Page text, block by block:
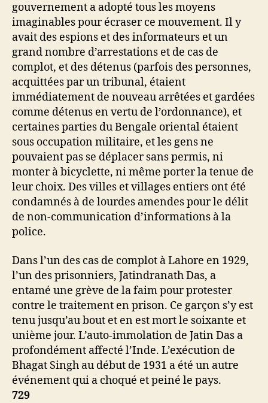
gouvernement a adopté tous les moyens
imaginables pour écraser ce mouvement. Il y
avait des espions et des informateurs et un
grand nombre d’arrestations et de cas de
complot, et des détenus (parfois des personnes,
acquittées par un tribunal, étaient
immédiatement de nouveau arrêtées et gardées
comme détenus en vertu de l’ordonnance), et
certaines parties du Bengale oriental étaient
sous occupation militaire, et les gens ne
pouvaient pas se déplacer sans permis, ni
monter à bicyclette, ni même porter la tenue de
leur choix. Des villes et villages entiers ont été
condamnés à de lourdes amendes pour le délit
de non-communication d’informations à la
police.
Dans l’un des cas de complot à Lahore en 1929,
l’un des prisonniers, Jatindranath Das, a
entamé une grève de la faim pour protester
contre le traitement en prison. Ce garçon s’y est
tenu jusqu’au bout et en est mort le soixante et
unième jour. L’auto-immolation de Jatin Das a
profondément affecté l’Inde. L’exécution de
Bhagat Singh au début de 1931 a été un autre
événement qui a choqué et peiné le pays.
729